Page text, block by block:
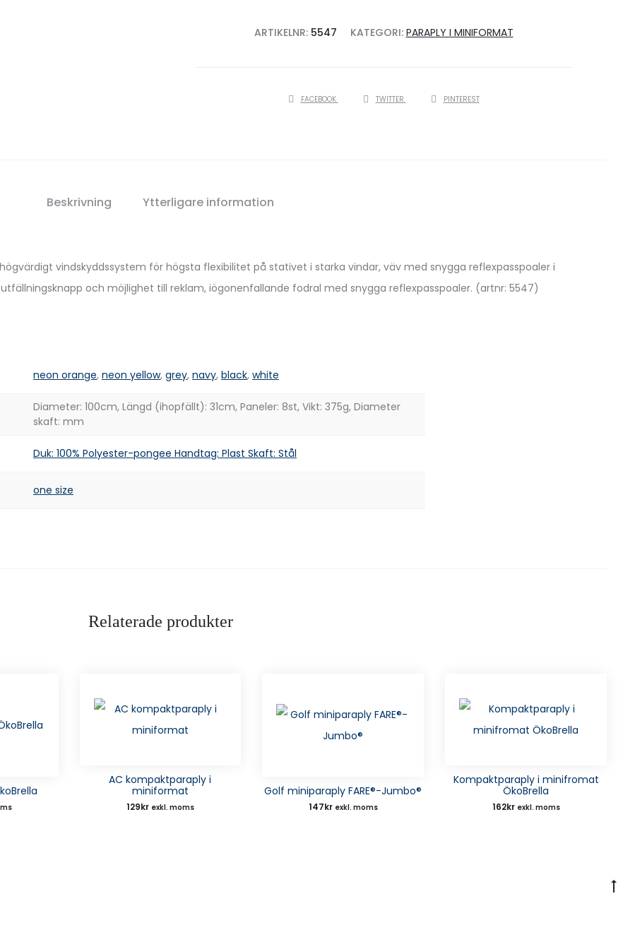
ARTIKELNR: 5547 KATEGORI: PARAPLY I MINIFORMAT
SHAREFACEBOOK TWITTER PINTEREST
Beskrivning Ytterligare information
vindskyddssystem för högsta flexibilitet på stativet i starka vindar, väv med snygga reflexpasspoaler i
och möjlighet till reklam, iögonenfallande fodral med snygga reflexpasspoaler. (artnr: 5547)
neon orange, neon yellow, grey, navy, black, white
Diameter: 100cm, Längd (ihopfällt): 31cm, Paneler: 8st, Vikt: 375g, Diameter
skaft: mm
Duk: 100% Polyester-pongee Handtag: Plast Skaft: Stål
one size
Relaterade produkter
AC kompaktparaply i
miniformat
129kr exkl. moms
Golf miniparaply FARE®-Jumbo®
147kr exkl. moms
Kompaktparaply i minifromat
ÖkoBrella
162kr exkl. moms